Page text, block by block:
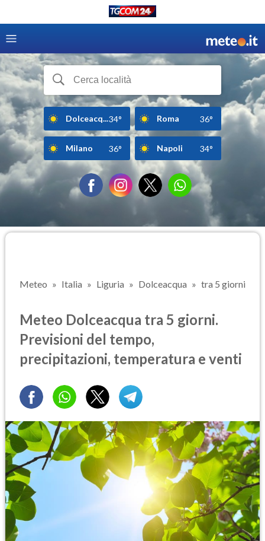
Dolceacq...34° Roma 36°
Milano 36° Napoli 34°
Meteo Italia Liguria Dolceacqua tra 5 giorni
Meteo Dolceacqua tra 5 giorni.
Previsioni del tempo,
precipitazioni, temperatura e venti